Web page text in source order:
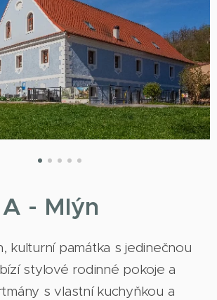
- Mlýn
kulturní památka s jedinečnou
stylové rodinné pokoje a
s vlastní kuchyňkou a